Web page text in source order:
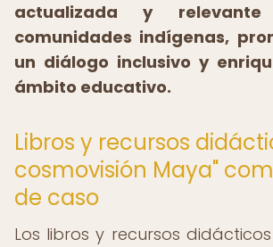
actualizada y
comunidades indígenas,
un diálogo inclusivo y
ámbito educativo.
Libros y recursos
cosmovisión Maya"
de caso
Los libros y recursos